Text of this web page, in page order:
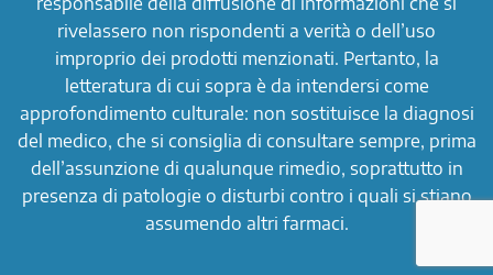
rivelassero non rispondenti a verità o dell’uso
improprio dei prodotti menzionati. Pertanto, la
letteratura di cui sopra è da intendersi come
approfondimento culturale: non sostituisce la diagnosi
del medico, che si consiglia di consultare sempre, prima
dell’assunzione di qualunque rimedio, soprattutto in
presenza di patologie o disturbi contro i quali si stiano
assumendo altri farmaci.